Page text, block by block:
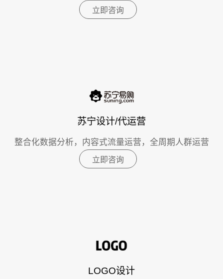
立即咨询
苏宁设计/代运营
整合化数据分析，内容式流量运营，全周期人群运营
立即咨询
LOGO设计